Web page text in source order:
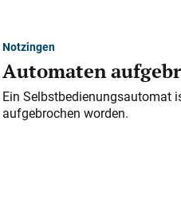
Notzingen
Automaten
Ein Selbstbedienungsautomat
aufgebrochen worden.